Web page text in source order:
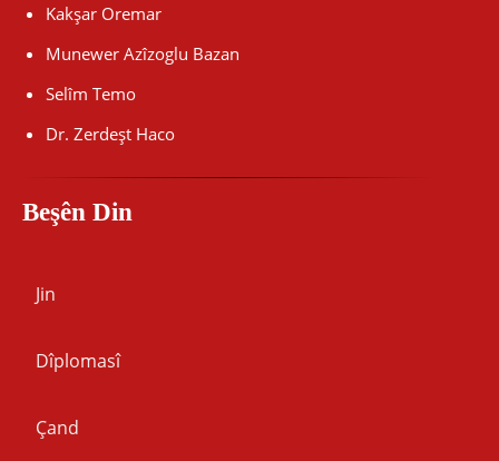
Kakşar Oremar
Munewer Azîzoglu Bazan
Selîm Temo
Dr. Zerdeşt Haco
Beşên Din
Jin
Dîplomasî
Çand